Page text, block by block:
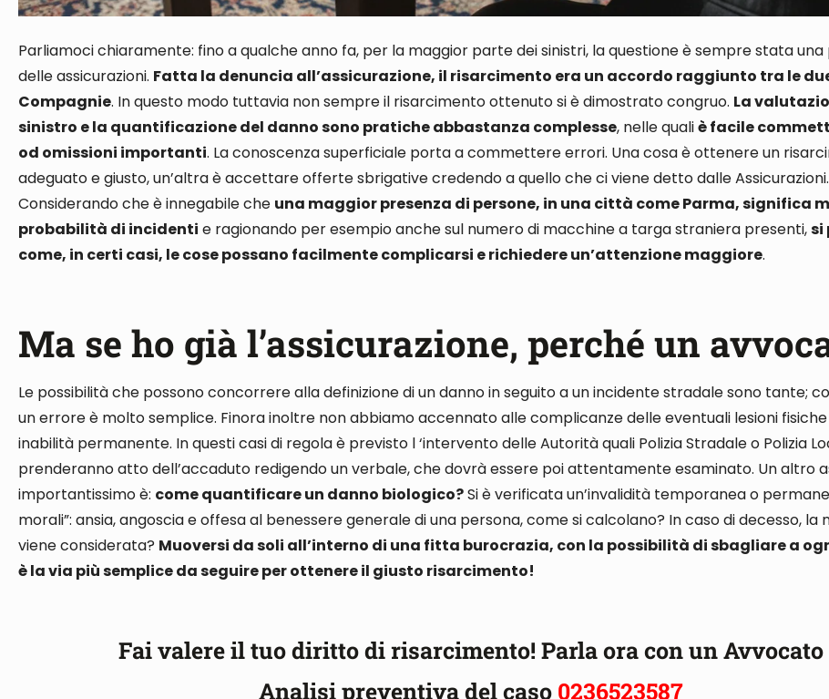
Parliamoci chiaramente: fino a qualche anno fa, per la maggior parte dei sinistri, la questione è sempre stata
delle assicurazioni. Fatta la denuncia all’assicurazione, il risarcimento era un accordo raggiunto tra le
Compagnie. In questo modo tuttavia non sempre il risarcimento ottenuto si è dimostrato congruo. La
sinistro e la quantificazione del danno sono pratiche abbastanza complesse, nelle qualiè facile
od omissioni importanti. La conoscenza superficiale porta a commettere errori. Una cosa è ottenere un
adeguato e giusto, un’altra è accettare offerte sbrigative credendo a quello che ci viene detto dalle Assicurazioni.
Considerando che è innegabile che una maggior presenza di persone, in una città come Parma, significa
probabilità di incidenti e ragionando per esempioanche sul numero di macchine a targa straniera presenti,si
come, in certi casi, le cose possano facilmente complicarsi e richiedere un’attenzione maggiore.
Ma se ho già l’assicurazione, perché un
Le possibilità che possono concorrere alla definizione di un danno in seguito a un incidente stradale sono tante;
un errore è molto semplice. Finora inoltre non abbiamo accennato alle complicanze delleeventuali lesioni
inabilità permanente. In questi casidi regolaè previsto l ‘intervento delle Autorità quali Polizia Stradale o Polizia
prenderanno atto dell’accaduto redigendo un verbale,che dovrà essere poi attentamente esaminato. Un altro
importantissimo è: come quantificare un danno biologico?Si è verificata un’invalidità temporanea o
morali”: ansia, angoscia e offesa al benessere generale di una persona, come si calcolano? In caso di decesso,
viene considerata? Muoversi da soli all’interno di una fitta burocrazia, con la possibilità di sbagliare a
è la via più semplice da seguire per ottenere il giusto risarcimento!
Fai valere il tuo diritto di risarcimento!Parla ora con un Avvocato
Analisi preventiva del caso 0236523587